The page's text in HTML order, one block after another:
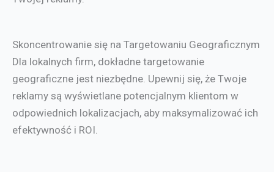
Skoncentrowanie się na Targetowaniu Geograficznym
Dla lokalnych firm, dokładne targetowanie
geograficzne jest niezbędne. Upewnij się, że Twoje
reklamy są wyświetlane potencjalnym klientom w
odpowiednich lokalizacjach, aby maksymalizować ich
efektywność i ROI.